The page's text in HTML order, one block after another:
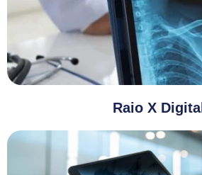
Raio X Digital